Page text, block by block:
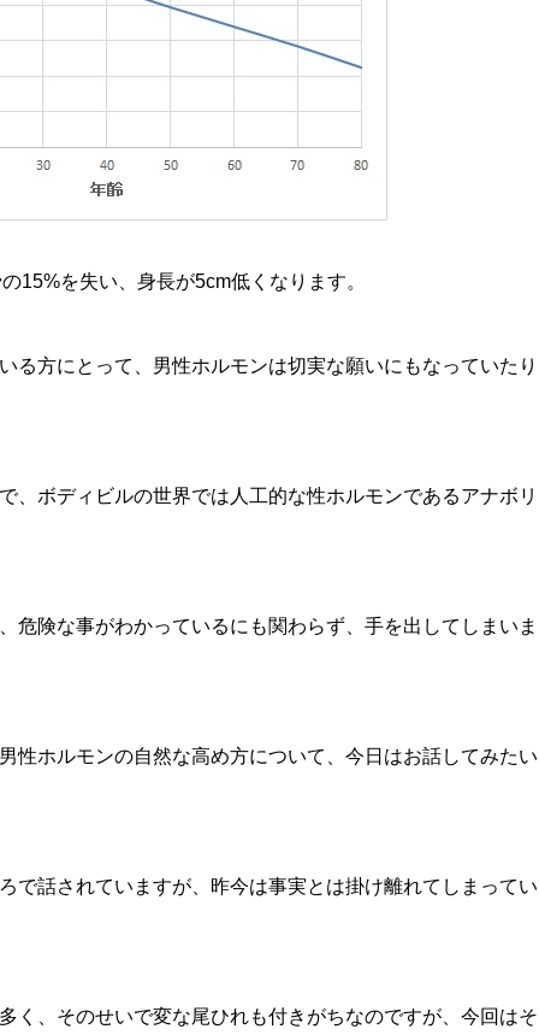
15%を失い、身長が5cm低くなります。
る方にとって、男性ホルモンは切実な願いにもなっていたり
、ボディビルの世界では人工的な性ホルモンであるアナボリ
危険な事がわかっているにも関わらず、手を出してしまいま
性ホルモンの自然な高め方について、今日はお話してみたい
で話されていますが、昨今は事実とは掛け離れてしまってい
く、そのせいで変な尾ひれも付きがちなのですが、今回はそ